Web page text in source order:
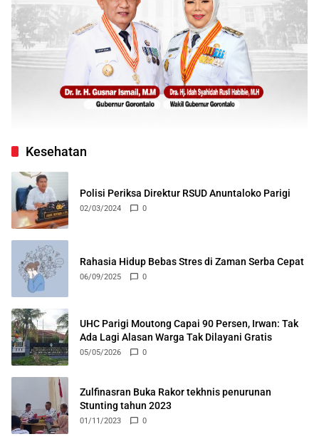
Kesehatan
Polisi Periksa Direktur RSUD Anuntaloko Parigi
02/03/2024 0
Rahasia Hidup Bebas Stres di Zaman Serba Cepat
06/09/2025 0
UHC Parigi Moutong Capai 90 Persen, Irwan: Tak
Ada Lagi Alasan Warga Tak Dilayani Gratis
05/05/2026 0
Zulfinasran Buka Rakor tekhnis penurunan
Stunting tahun 2023
01/11/2023 0